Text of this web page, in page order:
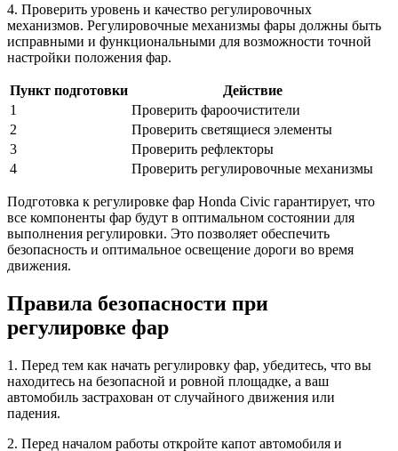
4. Проверить уровень и качество регулировочных
механизмов. Регулировочные механизмы фары должны быть
исправными и функциональными для возможности точной
настройки положения фар.
Пункт подготовки
Действие
1
Проверить фароочистители
2
Проверить светящиеся элементы
3
Проверить рефлекторы
4
Проверить регулировочные механизмы
Подготовка к регулировке фар Honda Civic гарантирует, что
все компоненты фар будут в оптимальном состоянии для
выполнения регулировки. Это позволяет обеспечить
безопасность и оптимальное освещение дороги во время
движения.
Правила безопасности при
регулировке фар
1. Перед тем как начать регулировку фар, убедитесь, что вы
находитесь на безопасной и ровной площадке, а ваш
автомобиль застрахован от случайного движения или
падения.
2. Перед началом работы откройте капот автомобиля и